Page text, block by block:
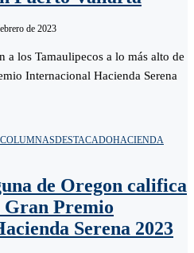
de 2023
a los Tamaulipecos a lo más alto de
Internacional Hacienda Serena
COLUMNASDESTACADOHACIENDA
de Oregon califica
Gran Premio
Serena 2023